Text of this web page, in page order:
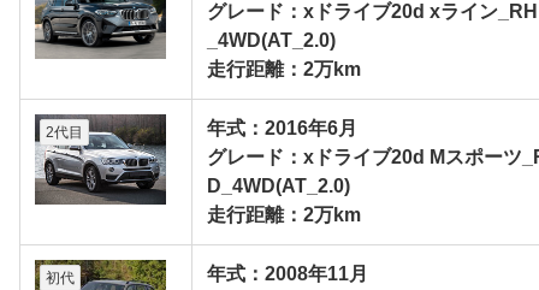
グレード：xドライブ20d xライン
_4WD(AT_2.0)
走行距離：2万km
2代目
年式：2016年6月
グレード：xドライブ20d Mスポーツ
D_4WD(AT_2.0)
走行距離：2万km
初代
年式：2008年11月